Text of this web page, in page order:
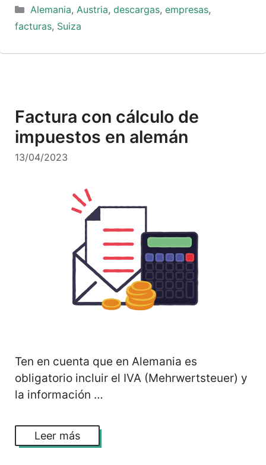
Categorías
Alemania, Austria, descargas, empresas,
facturas, Suiza
Factura con cálculo de
impuestos en alemán
13/04/2023
Ten en cuenta que en Alemania es
obligatorio incluir el IVA (Mehrwertsteuer) y
la información …
Leer más